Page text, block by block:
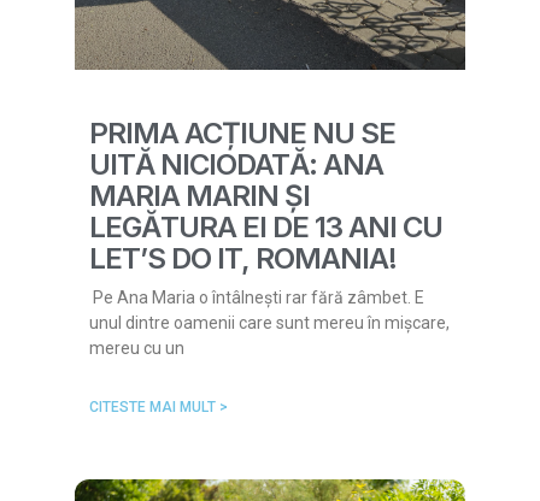
PRIMA ACȚIUNE NU SE
UITĂ NICIODATĂ: ANA
MARIA MARIN ȘI
LEGĂTURA EI DE 13 ANI CU
LET’S DO IT, ROMANIA!
Pe Ana Maria o întâlnești rar fără zâmbet. E
unul dintre oamenii care sunt mereu în mișcare,
mereu cu un
CITESTE MAI MULT >